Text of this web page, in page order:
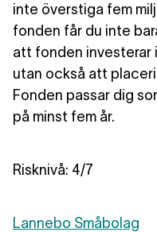
inte överstiga fem
fonden får du inte
att fonden investerar
utan också att
Fonden passar dig
på minst fem år.
Risknivå: 4/7
Lannebo Småbolag